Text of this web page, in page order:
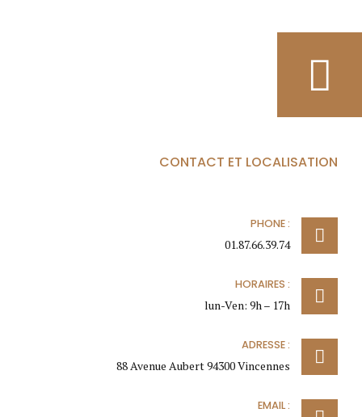
CONTACT ET LOCALISATION
PHONE :
01.87.66.39.74
HORAIRES :
lun-Ven: 9h – 17h
ADRESSE :
88 Avenue Aubert 94300 Vincennes
EMAIL :